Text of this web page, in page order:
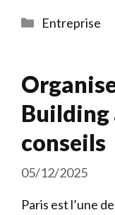
Catégories
Entreprise
Building
conseils
05/12/2025
Paris est l’une